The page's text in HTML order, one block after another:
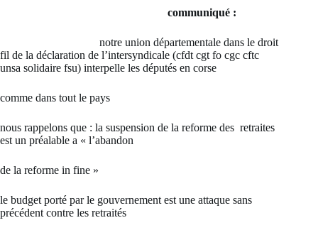
communiqué :
notre union départementale dans le droit
fil de la déclaration de l’intersyndicale (cfdt cgt fo cgc cftc
unsa solidaire fsu) interpelle les députés en corse
comme dans tout le pays
nous rappelons que : la suspension de la reforme des retraites
est un préalable a « l’abandon
de la reforme in fine »
le budget porté par le gouvernement est une attaque sans
précédent contre les retraités